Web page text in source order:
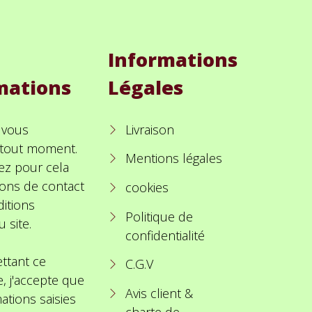
moment.
pour cela
de contact
site.
ce
j'accepte que
saisies
Informations
Légales
Livraison
Mentions légales
cookies
Politique de
confidentialité
C.G.V
Avis client &